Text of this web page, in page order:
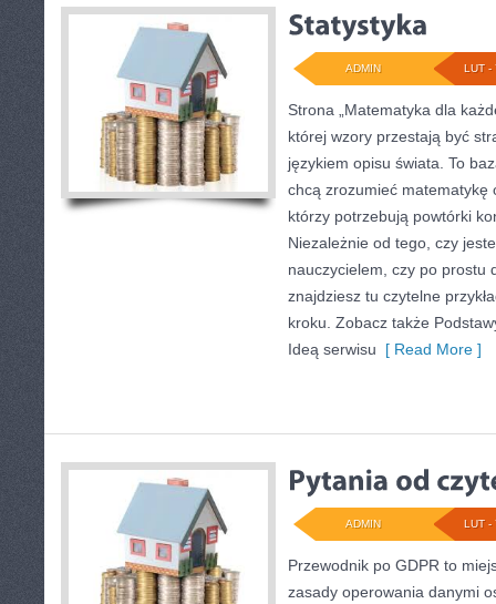
LUT -
ADMIN
Strona „Matematyka dla
której wzory przestają być
językiem opisu świata. To
chcą zrozumieć matematykę
którzy potrzebują powtórki
Niezależnie od tego, czy
nauczycielem, czy po prostu
znajdziesz tu czytelne
kroku. Zobacz także
Ideą serwisu [ Read More ]
LUT -
ADMIN
Przewodnik po GDPR to
zasady operowania danymi